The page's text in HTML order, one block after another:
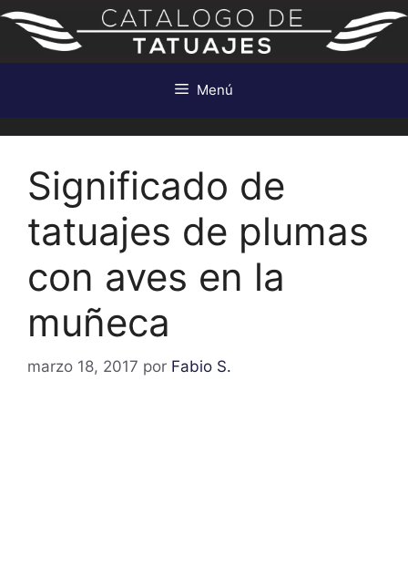
Saltar
contenido
Menú
Significado de
tatuajes de plumas
con aves en la
muñeca
marzo 18, 2017 por Fabio S.